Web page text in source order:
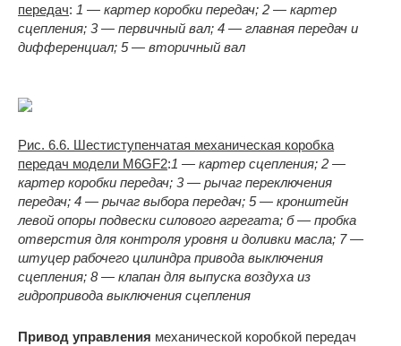
передач: 1 — картер коробки передач; 2 — картер
сцепления; 3 — первичный вал; 4 — главная передач и
дифференциал; 5 — вторичный вал
Рис. 6.6. Шестиступенчатая механическая коробка
передач модели M6GF2:1 — картер сцепления; 2 —
картер коробки передач; 3 — рычаг переключения
передач; 4 — рычаг выбора передач; 5 — кронштейн
левой опоры подвески силового агрегата; б — пробка
отверстия для контроля уровня и доливки масла; 7 —
штуцер рабочего цилиндра привода выключения
сцепления; 8 — клапан для выпуска воздуха из
гидропривода выключения сцепления
Привод управления механической коробкой передач